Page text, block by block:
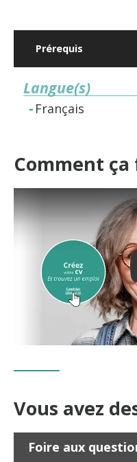
Prérequis
Langue(s)
Français
Comment
Vous avez
Foire aux